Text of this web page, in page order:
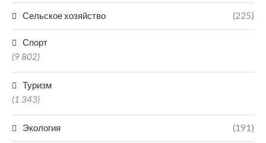
Сельское хозяйство (225)
Спорт
(9 802)
Туризм
(1 343)
Экология (191)